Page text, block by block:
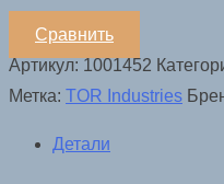
Сравнить
Артикул: 1001452
Метка: TOR Industries
Детали